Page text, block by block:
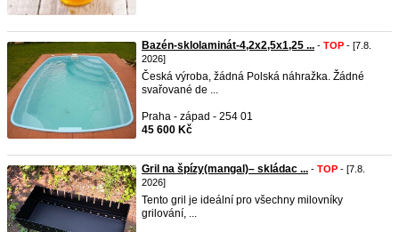
Bazén-sklolaminát-4,2x2,5x1,25 ... - TOP - [7.8.
2026]
Česká výroba, žádná Polská náhražka. Žádné
svařované de ...
Praha - západ - 254 01
45 600 Kč
Gril na špízy(mangal)– skládac ... - TOP - [7.8.
2026]
Tento gril je ideální pro všechny milovníky
grilování, ...